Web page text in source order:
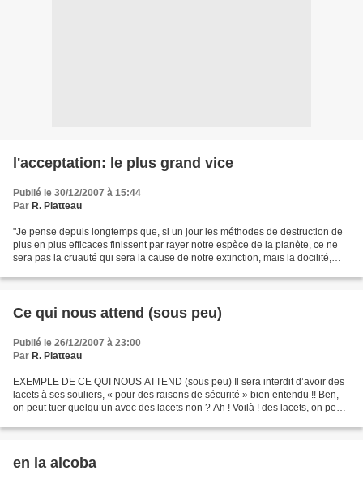
l'acceptation: le plus grand vice
Publié le 30/12/2007 à 15:44
Par R. Platteau
"Je pense depuis longtemps que, si un jour les méthodes de destruction de
plus en plus efficaces finissent par rayer notre espèce de la planète, ce ne
sera pas la cruauté qui sera la cause de notre extinction, mais la docilité,
Ce qui nous attend (sous peu)
Publié le 26/12/2007 à 23:00
Par R. Platteau
EXEMPLE DE CE QUI NOUS ATTEND (sous peu) Il sera interdit d’avoir des
lacets à ses souliers, « pour des raisons de sécurité » bien entendu !! Ben,
on peut tuer quelqu’un avec des lacets non ? Ah ! Voilà ! des lacets, on peut
en la alcoba